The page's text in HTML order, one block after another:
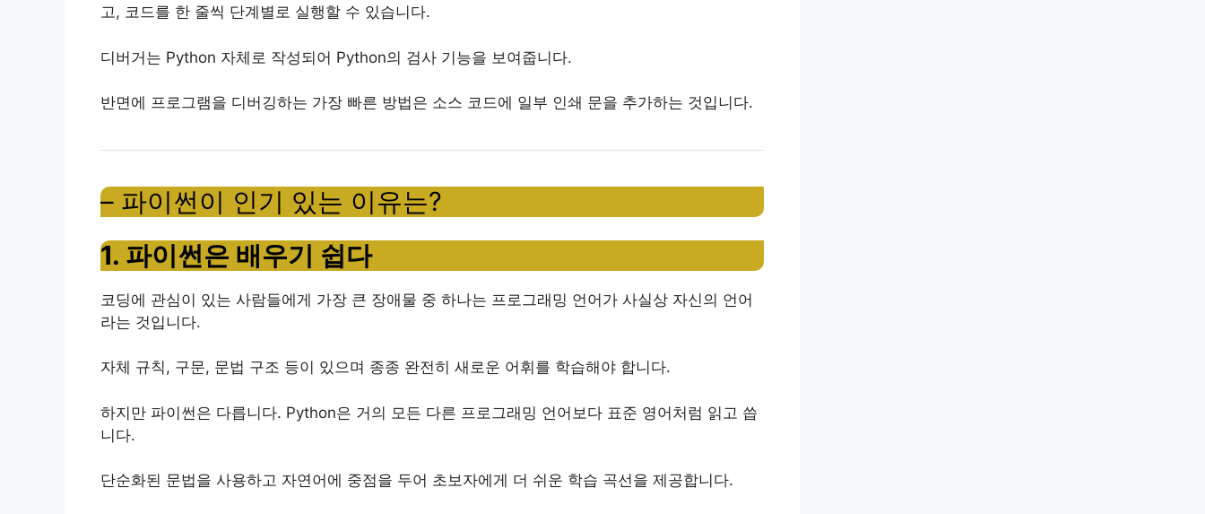
고, 코드를 한 줄씩 단계별로 실행할 수 있습니다.
디버거는 Python 자체로 작성되어 Python의 검사 기능을 보여줍니다.
반면에 프로그램을 디버깅하는 가장 빠른 방법은 소스 코드에 일부 인쇄 문을 추가하는 것입니다.
– 파이썬이 인기 있는 이유는?
1. 파이썬은 배우기 쉽다
코딩에 관심이 있는 사람들에게 가장 큰 장애물 중 하나는 프로그래밍 언어가 사실상 자신의 언어
라는 것입니다.
자체 규칙, 구문, 문법 구조 등이 있으며 종종 완전히 새로운 어휘를 학습해야 합니다.
하지만 파이썬은 다릅니다. Python은 거의 모든 다른 프로그래밍 언어보다 표준 영어처럼 읽고 씁
니다.
단순화된 문법을 사용하고 자연어에 중점을 두어 초보자에게 더 쉬운 학습 곡선을 제공합니다.